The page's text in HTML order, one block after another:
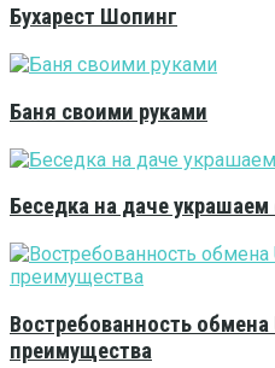
Бухарест Шопинг
Баня своими руками
Беседка на даче
Востребованность обмена
преимущества